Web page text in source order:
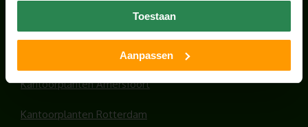
Toestaan
Aanpassen
Kantoorplanten Amsterdam
Kantoorplanten Amersfoort
Kantoorplanten Rotterdam